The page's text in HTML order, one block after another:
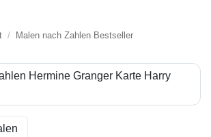
/ Malen nach Zahlen Bestseller